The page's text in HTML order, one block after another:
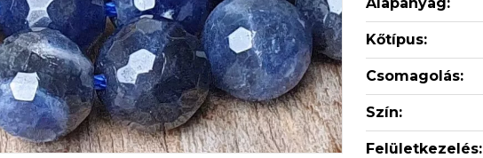
Kőtípus:
Csomagolás:
Szín:
Felületkezelés: